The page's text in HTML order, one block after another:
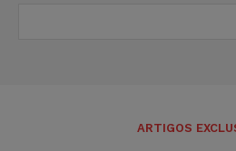
ARTIGOS